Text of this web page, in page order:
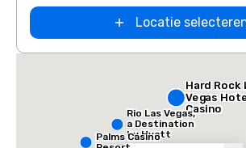
Locatie
Hard Rock
Vegas
Casino
Rio Las Vegas,
a Destination
by Hyatt
Hotel
Palms Casino